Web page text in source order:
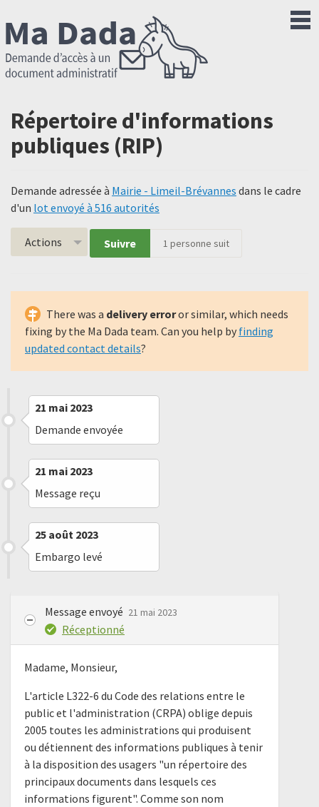
Répertoire d'informations
publiques (RIP)
Demande adressée à Mairie - Limeil-Brévannes dans le cadre
d'un lot envoyé à 516 autorités
Actions Suivre 1 personne suit
There was a delivery erroror similar, which needs
fixing by the Ma Dada team. Can you help by finding
updated contact details?
21 mai 2023
Demande envoyée
21 mai 2023
Message reçu
25 août 2023
Embargo levé
Message envoyé 21 mai 2023
Réceptionné
Madame, Monsieur,
L'article L322-6 du Code des relations entre le
public et l'administration (CRPA) oblige depuis
2005 toutes les administrations qui produisent
ou détiennent des informations publiques à tenir
à la disposition des usagers "un répertoire des
principaux documents dans lesquels ces
informations figurent". Comme son nom